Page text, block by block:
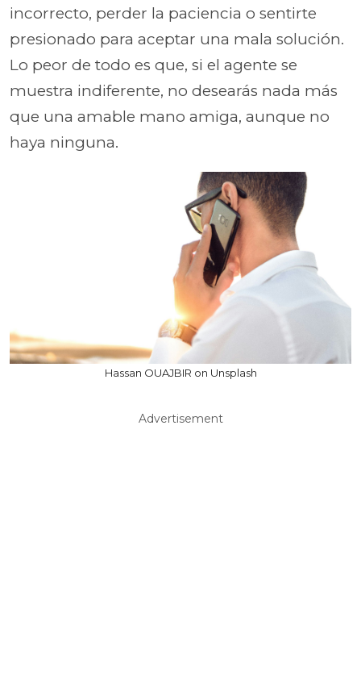
incorrecto, perder la paciencia o sentirte
presionado para aceptar una mala solución.
Lo peor de todo es que, si el agente se
muestra indiferente, no desearás nada más
que una amable mano amiga, aunque no
haya ninguna.
Hassan OUAJBIR on Unsplash
Advertisement